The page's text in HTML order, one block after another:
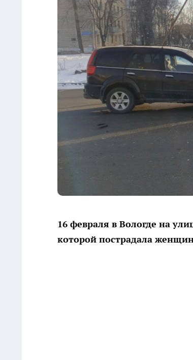
16 февраля в Вологде на
которой пострадала